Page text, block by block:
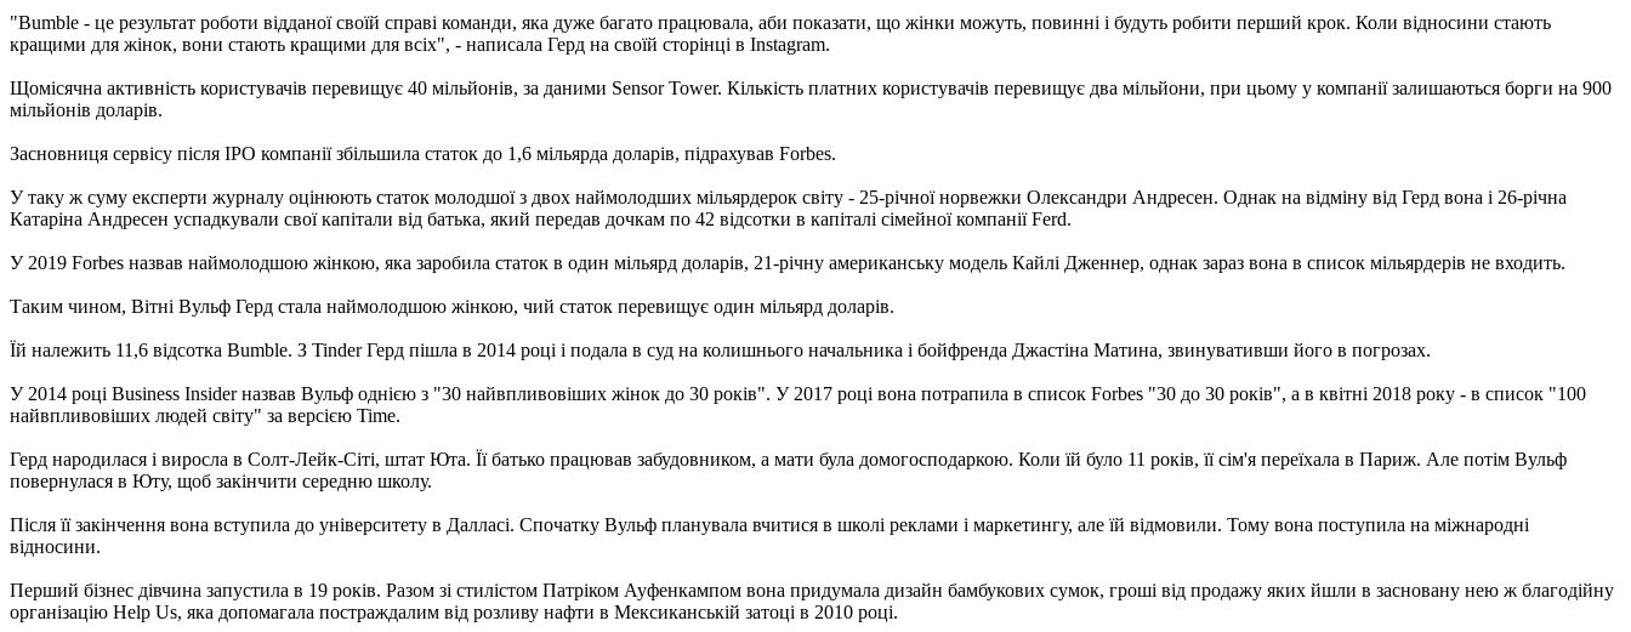
"Bumble - це результат роботи відданої своїй справі команди, яка дуже багато працювала, аби показати, що жінки можуть, повинні і будуть робити перший крок. Коли відносини стають
кращими для жінок, вони стають кращими для всіх", - написала Герд на своїй сторінці в Instagram.
Щомісячна активність користувачів перевищує 40 мільйонів, за даними Sensor Tower. Кількість платних користувачів перевищує два мільйони, при цьому у компанії залишаються борги на 900
мільйонів доларів.
Засновниця сервісу після IPO компанії збільшила статок до 1,6 мільярда доларів, підрахував Forbes.
У таку ж суму експерти журналу оцінюють статок молодшої з двох наймолодших мільярдерок світу - 25-річної норвежки Олександри Андресен. Однак на відміну від Герд вона і 26-річна
Катаріна Андресен успадкували свої капітали від батька, який передав дочкам по 42 відсотки в капіталі сімейної компанії Ferd.
У 2019 Forbes назвав наймолодшою ​​жінкою, яка заробила статок в один мільярд доларів, 21-річну американську модель Кайлі Дженнер, однак зараз вона в список мільярдерів не входить.
Таким чином, Вітні Вульф Герд стала наймолодшою ​​жінкою, чий статок перевищує один мільярд доларів.
Їй належить 11,6 відсотка Bumble. З Tinder Герд пішла в 2014 році і подала в суд на колишнього начальника і бойфренда Джастіна Матина, звинувативши його в погрозах.
У 2014 році Business Insider назвав Вульф однією з "30 найвпливовіших жінок до 30 років". У 2017 році вона потрапила в список Forbes "30 до 30 років", а в квітні 2018 року - в список "100
найвпливовіших людей світу" за версією Time.
Герд народилася і виросла в Солт-Лейк-Сіті, штат Юта. Її батько працював забудовником, а мати була домогосподаркою. Коли їй було 11 років, її сім'я переїхала в Париж. Але потім Вульф
повернулася в Юту, щоб закінчити середню школу.
Після її закінчення вона вступила до університету в Далласі. Спочатку Вульф планувала вчитися в школі реклами і маркетингу, але їй відмовили. Тому вона поступила на міжнародні
відносини.
Перший бізнес дівчина запустила в 19 років. Разом зі стилістом Патріком Ауфенкампом вона придумала дизайн бамбукових сумок, гроші від продажу яких йшли в засновану нею ж благодійну
організацію Help Us, яка допомагала постраждалим від розливу нафти в Мексиканській затоці в 2010 році.